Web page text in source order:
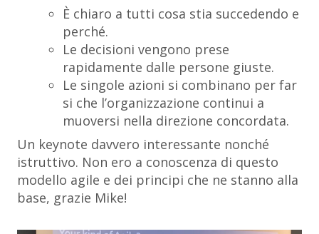
È chiaro a tutti cosa stia succedendo e
perché.
Le decisioni vengono prese
rapidamente dalle persone giuste.
Le singole azioni si combinano per far
si che l’organizzazione continui a
muoversi nella direzione concordata.
Un keynote davvero interessante nonché
istruttivo. Non ero a conoscenza di questo
modello agile e dei principi che ne stanno alla
base, grazie Mike!